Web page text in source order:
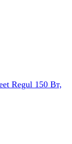
Regul 150 Вт,